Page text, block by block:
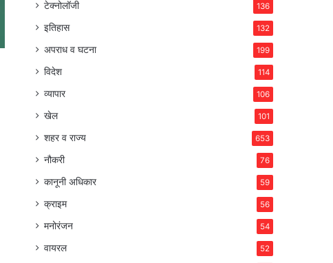
टेक्नोलॉजी 136
इतिहास 132
अपराध व घटना 199
विदेश 114
व्यापार 106
खेल 101
शहर व राज्य 653
नौकरी 76
कानूनी अधिकार 59
क्राइम 56
मनोरंजन 54
वायरल 52